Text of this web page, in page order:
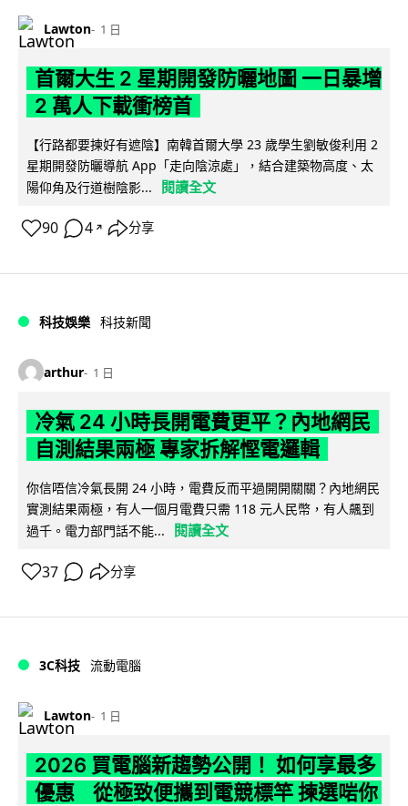
Lawton 1 日
首爾大生 2 星期開發防曬地圖 一日暴增
2 萬人下載衝榜首
【行路都要揀好有遮陰】南韓首爾大學 23 歲學生劉敏俊利用 2
星期開發防曬導航 App「走向陰涼處」，結合建築物高度、太
陽仰角及行道樹陰影...
閱讀全文
90 4 ↗ 分享
科技娛樂 科技新聞
arthur 1 日
冷氣 24 小時長開電費更平？內地網民
自測結果兩極 專家拆解慳電邏輯
你信唔信冷氣長開 24 小時，電費反而平過開開關關？內地網民
實測結果兩極，有人一個月電費只需 118 元人民幣，有人飆到
過千。電力部門話不能...
閱讀全文
37 分享
3C科技 流動電腦
Lawton 1 日
2026 買電腦新趨勢公開！ 如何享最多
優惠 從極致便攜到電競標竿 揀選啱你